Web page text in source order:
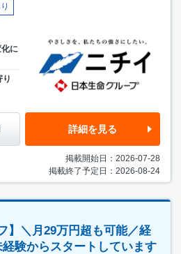
に
り
詳細を見る
掲載開始日：2026-07-28
掲載終了予定日：2026-08-24
】＼月29万円超も可能／経
験からスタートしています